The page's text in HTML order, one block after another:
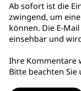
Ab sofort ist die
zwingend, um
können. Die E-
einsehbar und
Ihre Kommentare
Bitte beachten Sie